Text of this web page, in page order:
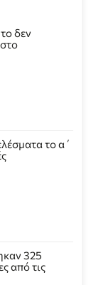
δεν
το α΄
325
από τις